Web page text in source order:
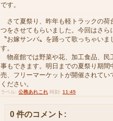
です。
さて夏祭り、昨年も軽トラックの荷
つをさせてもらいました。今回はさ
〝お嫁サンバ〟を踊って歌っちゃい
す。
物産館では野菜や花、加工食品、民
事もできます。明日までの夏祭り期間
売、フリーマーケットが開催されて
ください。
ラベル: 公務あれこれ 時刻: 11:45
0 件のコメント: